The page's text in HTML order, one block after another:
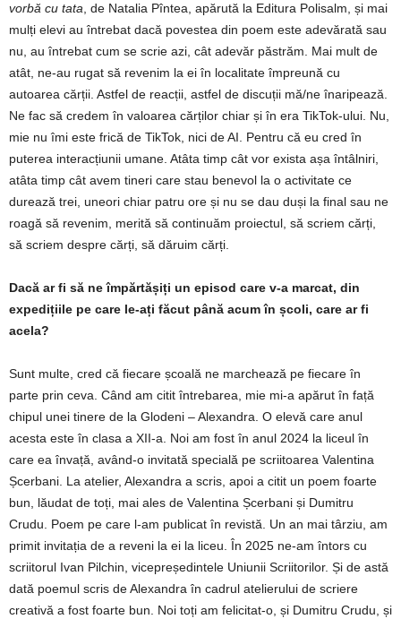
vorbă cu tata , de Natalia Pîntea, apărută la Editura Polisalm, și mai
mulți elevi au întrebat dacă povestea din poem este adevărată sau
nu, au întrebat cum se scrie azi, cât adevăr păstrăm. Mai mult de
atât, ne-au rugat să revenim la ei în localitate împreună cu
autoarea cărții. Astfel de reacții, astfel de discuții mă/ne înaripează.
Ne fac să credem în valoarea cărților chiar și în era TikTok-ului. Nu,
mie nu îmi este frică de TikTok, nici de AI. Pentru că eu cred în
puterea interacțiunii umane. Atâta timp cât vor exista așa întâlniri,
atâta timp cât avem tineri care stau benevol la o activitate ce
durează trei, uneori chiar patru ore și nu se dau duși la final sau ne
roagă să revenim, merită să continuăm proiectul, să scriem cărți,
să scriem despre cărți, să dăruim cărți.
Dacă ar fi să ne împărtășiți un episod care v-a marcat, din
expedițiile pe care le-ați făcut până acum în școli, care ar fi
acela?
Sunt multe, cred că fiecare școală ne marchează pe fiecare în
parte prin ceva. Când am citit întrebarea, mie mi-a apărut în față
chipul unei tinere de la Glodeni – Alexandra. O elevă care anul
acesta este în clasa a XII-a. Noi am fost în anul 2024 la liceul în
care ea învață, având-o invitată specială pe scriitoarea Valentina
Șcerbani. La atelier, Alexandra a scris, apoi a citit un poem foarte
bun, lăudat de toți, mai ales de Valentina Șcerbani și Dumitru
Crudu. Poem pe care l-am publicat în revistă. Un an mai târziu, am
primit invitația de a reveni la ei la liceu. În 2025 ne-am întors cu
scriitorul Ivan Pilchin, vicepreședintele Uniunii Scriitorilor. Și de astă
dată poemul scris de Alexandra în cadrul atelierului de scriere
creativă a fost foarte bun. Noi toți am felicitat-o, și Dumitru Crudu, și